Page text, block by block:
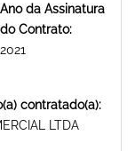
Ano da Assinatura
do Contrato:
2021
contratado(a):
LTDA